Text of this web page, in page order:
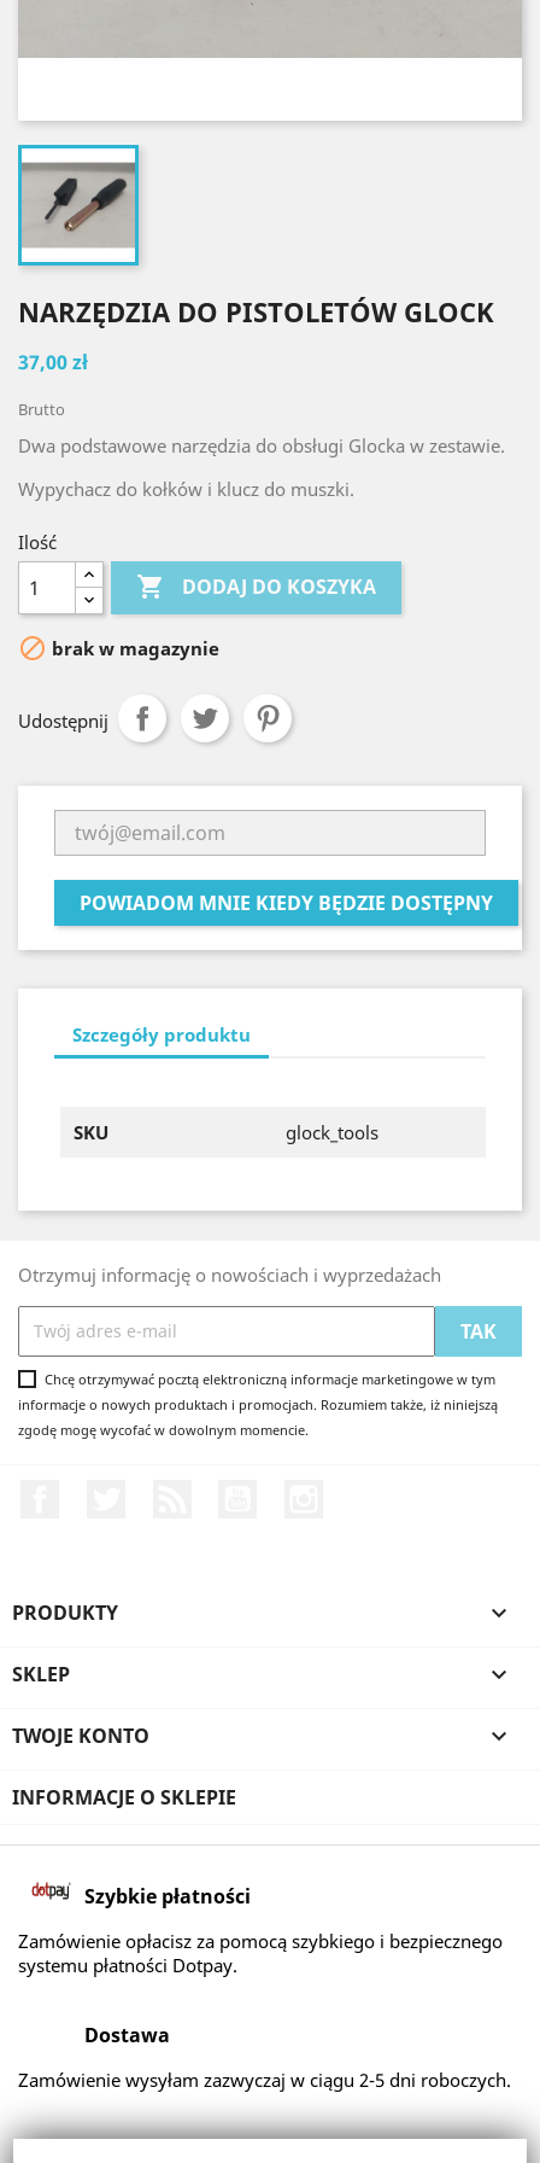
NARZĘDZIA DO PISTOLETÓW GLOCK
37,00 zł
Brutto
Dwa podstawowe narzędzia do obsługi Glocka w zestawie.
Wypychacz do kołków i klucz do muszki.
Ilość
 DODAJ DO KOSZYKA
 brak w magazynie
Udostępnij
POWIADOM MNIE KIEDY BĘDZIE DOSTĘPNY
Szczegóły produktu
SKU glock_tools
Otrzymuj informację o nowościach i wyprzedażach
Chcę otrzymywać pocztą elektroniczną informacje marketingowe w tym
informacje o nowych produktach i promocjach. Rozumiem także, iż niniejszą
zgodę mogę wycofać w dowolnym momencie.
PRODUKTY 
SKLEP 
TWOJE KONTO 
INFORMACJE O SKLEPIE
Szybkie płatności
Zamówienie opłacisz za pomocą szybkiego i bezpiecznego
systemu płatności Dotpay.
Dostawa
Zamówienie wysyłam zazwyczaj w ciągu 2-5 dni roboczych.